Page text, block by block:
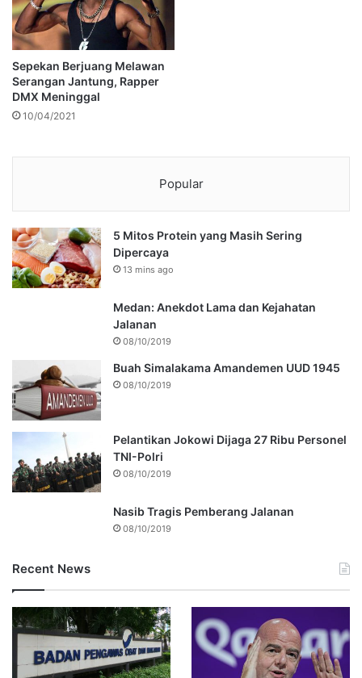
Sepekan Berjuang Melawan
Serangan Jantung, Rapper
DMX Meninggal
10/04/2021
Popular
5 Mitos Protein yang Masih Sering
Dipercaya
13 mins ago
Medan: Anekdot Lama dan Kejahatan
Jalanan
08/10/2019
Buah Simalakama Amandemen UUD 1945
08/10/2019
Pelantikan Jokowi Dijaga 27 Ribu Personel
TNI-Polri
08/10/2019
Nasib Tragis Pemberang Jalanan
08/10/2019
Recent News